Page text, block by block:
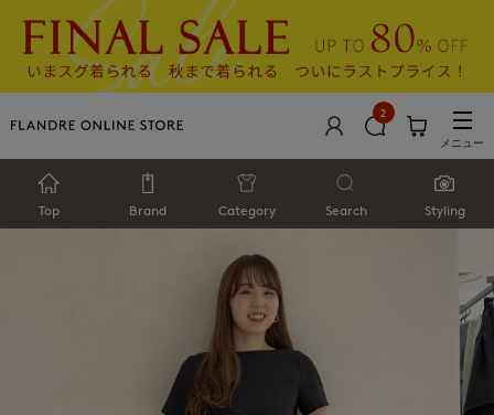
2
メニュー
Top Brand Category Search Styling